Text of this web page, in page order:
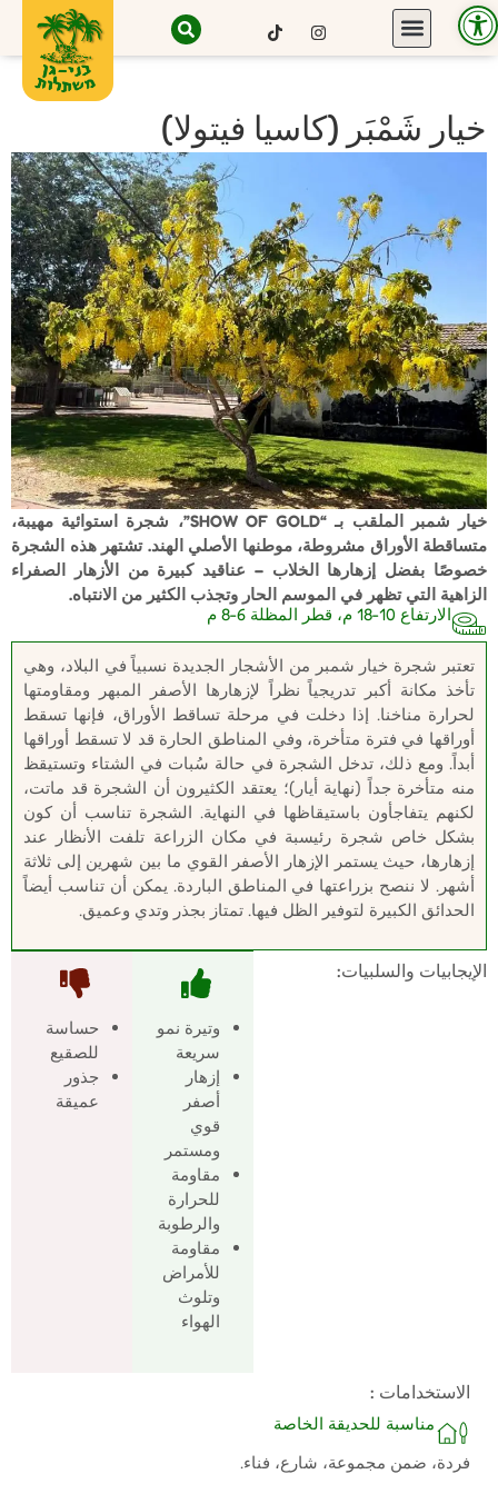
خيار شَمْبَر (كاسيا فيتولا)
خيار شمبر الملقب بـ “SHOW OF GOLD”، شجرة استوائية مهيبة،
متساقطة الأوراق مشروطة، موطنها الأصلي الهند. تشتهر هذه الشجرة
خصوصًا بفضل إزهارها الخلاب – عناقيد كبيرة من الأزهار الصفراء
الزاهية التي تظهر في الموسم الحار وتجذب الكثير من الانتباه.
الارتفاع 10-18 م، قطر المظلة 6-8 م
تعتبر شجرة خيار شمبر من الأشجار الجديدة نسبياً في البلاد، وهي
تأخذ مكانة أكبر تدريجياً نظراً لإزهارها الأصفر المبهر ومقاومتها
لحرارة مناخنا. إذا دخلت في مرحلة تساقط الأوراق، فإنها تسقط
أوراقها في فترة متأخرة، وفي المناطق الحارة قد لا تسقط أوراقها
أبداً. ومع ذلك، تدخل الشجرة في حالة سُبات في الشتاء وتستيقظ
منه متأخرة جداً (نهاية أيار)؛ يعتقد الكثيرون أن الشجرة قد ماتت،
لكنهم يتفاجأون باستيقاظها في النهاية. الشجرة تناسب أن كون
بشكل خاص شجرة رئيسبة في مكان الزراعة تلفت الأنظار عند
إزهارها، حيث يستمر الإزهار الأصفر القوي ما بين شهرين إلى ثلاثة
أشهر. لا ننصح بزراعتها في المناطق الباردة. يمكن أن تناسب أيضاً
الحدائق الكبيرة لتوفير الظل فيها. تمتاز بجذر وتدي وعميق.
الإيجابيات والسلبيات:
وتيرة نمو
سريعة
إزهار
أصفر
قوي
ومستمر
مقاومة
للحرارة
والرطوبة
مقاومة
للأمراض
وتلوث
الهواء
حساسة
للصقيع
جذور
عميقة
الاستخدامات :
مناسبة للحديقة الخاصة
فردة، ضمن مجموعة، شارع، فناء.